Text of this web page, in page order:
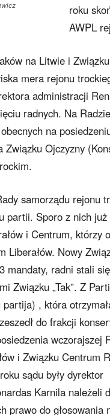
roku
AWPL
na Litwie i
mera rejonu
administracji
radnych. Na
na
Związku Ojczyzny
samorządu rejonu
partii. Sporo z nich już
i Centrum, którzy
Liberałów. Nowy
mandaty, radni stali się
Związku „Tak”. Z
, która
do frakcji
wczorajszej
i Związku Centrum
sądu były dyrektor
Karnila
prawo do